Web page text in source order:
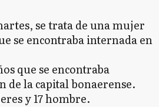
se trata de una mujer
se encontraba internada en
que se encontraba
de la capital bonaerense.
y 17 hombre.